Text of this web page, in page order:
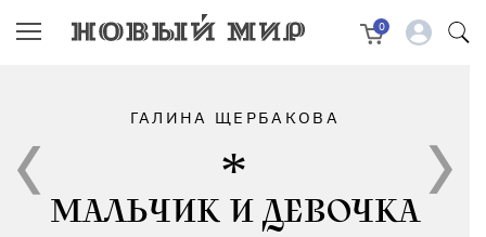
0
ГАЛИНА ЩЕРБАКОВА
МАЛЬЧИК И ДЕВОЧКА